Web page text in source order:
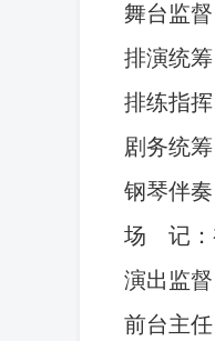
舞台监
排演统
排练指
剧务统
钢琴伴
场
记
演出监
前台主